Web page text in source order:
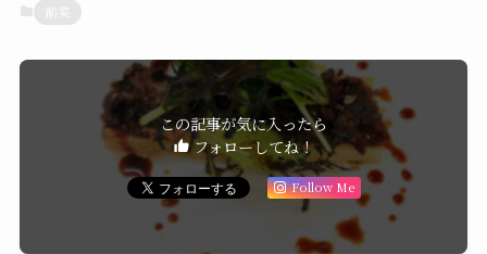
前菜
この記事が気に入ったら
フォローしてね！
Follow Me